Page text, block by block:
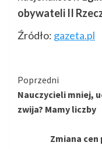
obywateli II
Źródło: gazeta.pl
Kontynuuj
czytanie
Poprzedni
Nauczycieli mniej,
zwija? Mamy liczby
Zmiana cen